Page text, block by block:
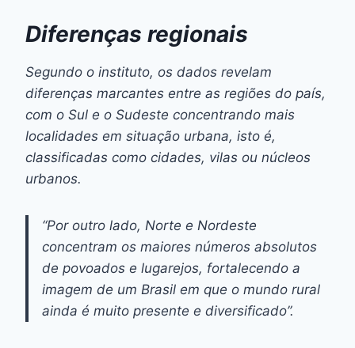
Diferenças regionais
Segundo o instituto, os dados revelam
diferenças marcantes entre as regiões do país,
com o Sul e o Sudeste concentrando mais
localidades em situação urbana, isto é,
classificadas como cidades, vilas ou núcleos
urbanos.
“Por outro lado, Norte e Nordeste
concentram os maiores números absolutos
de povoados e lugarejos, fortalecendo a
imagem de um Brasil em que o mundo rural
ainda é muito presente e diversificado”.